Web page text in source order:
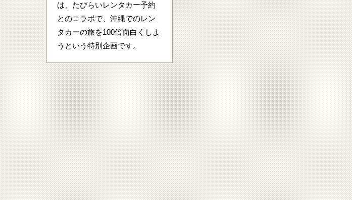
は、たびらいレンタカー予約
とのコラボで、沖縄でのレン
タカーの旅を100倍面白くしよ
うという特別企画です。